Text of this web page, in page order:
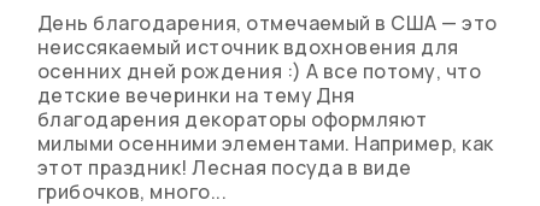
День благодарения, отмечаемый в США — это
неиссякаемый источник вдохновения для
осенних дней рождения :) А все потому, что
детские вечеринки на тему Дня
благодарения декораторы оформляют
милыми осенними элементами. Например, как
этот праздник! Лесная посуда в виде
грибочков, много...